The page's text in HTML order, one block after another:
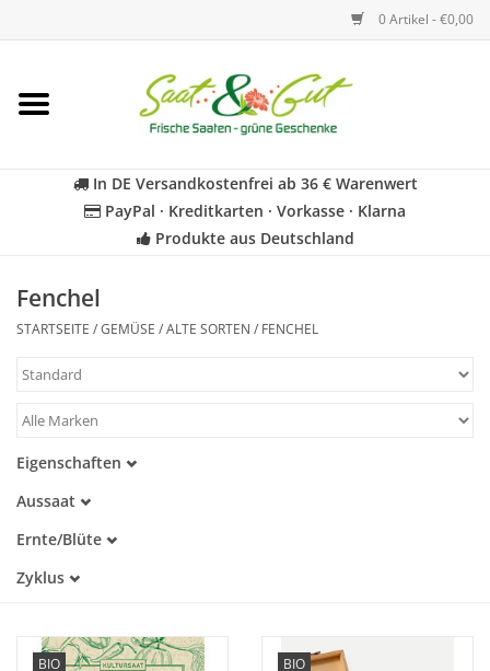
0 Artikel - €0,00
Startseite
Kräuter
Für Kinder
Geschenkideen
Katalog
In DE Versandkostenfrei ab 36 € Warenwert
PayPal · Kreditkarten · Vorkasse · Klarna
Produkte aus Deutschland
Fenchel
STARTSEITE /GEMÜSE /ALTE SORTEN / FENCHEL
Eigenschaften
Alte Sorte
Warmkeimer
Lichtkeimer
Aussaat
März
April
Juli
August
Ernte/Blüte
April
Juni
Juli
Zyklus
BIO BIO